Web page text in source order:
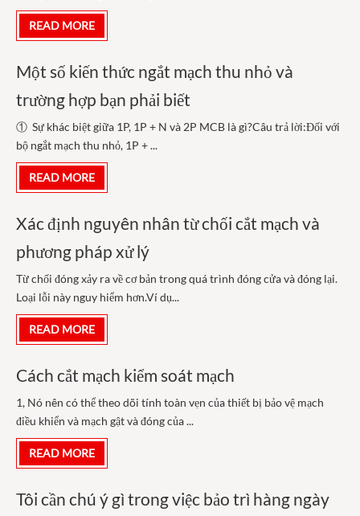
READ MORE
Một số kiến thức ngắt mạch thu nhỏ và
trường hợp bạn phải biết
① Sự khác biệt giữa 1P, 1P + N và 2P MCB là gì?Câu trả lời:Đối với
bộ ngắt mạch thu nhỏ, 1P + ...
READ MORE
Xác định nguyên nhân từ chối cắt mạch và
phương pháp xử lý
Từ chối đóng xảy ra về cơ bản trong quá trình đóng cửa và đóng lại.
Loại lỗi này nguy hiểm hơn.Ví dụ...
READ MORE
Cách cắt mạch kiểm soát mạch
1, Nó nên có thể theo dõi tính toàn vẹn của thiết bị bảo vệ mạch
điều khiển và mạch gật và đóng của ...
READ MORE
Tôi cần chú ý gì trong việc bảo trì hàng ngày